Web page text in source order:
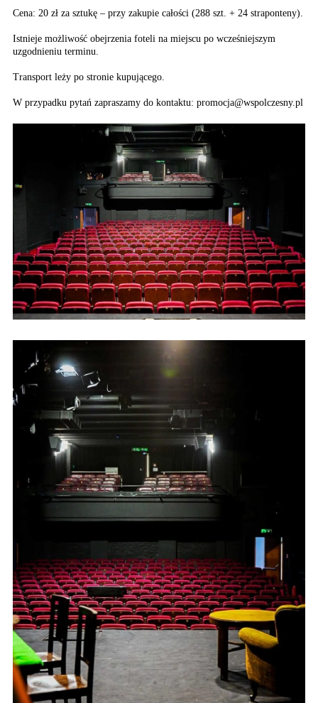
Cena: 20 zł za sztukę – przy zakupie całości (288 szt. + 24 straponteny).
Istnieje możliwość obejrzenia foteli na miejscu po wcześniejszym
uzgodnieniu terminu.
Transport leży po stronie kupującego.
W przypadku pytań zapraszamy do kontaktu: promocja@wspolczesny.pl